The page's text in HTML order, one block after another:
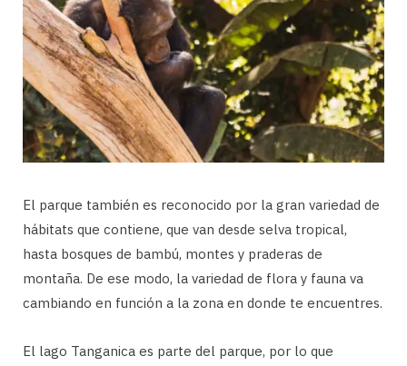
El parque también es reconocido por la gran variedad de
hábitats que contiene, que van desde selva tropical,
hasta bosques de bambú, montes y praderas de
montaña. De ese modo, la variedad de flora y fauna va
cambiando en función a la zona en donde te encuentres.
El lago Tanganica es parte del parque, por lo que